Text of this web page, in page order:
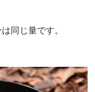
同じ量です。